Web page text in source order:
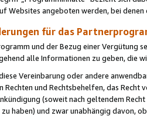
Websites angeboten werden, bei
für das
und der Bezug einer Vergütung
alle Informationen zu geben, die
Vereinbarung oder andere
Rechten und Rechtsbehelfen, das
(soweit nach geltendem
haben) und zwar unabhängig davon,